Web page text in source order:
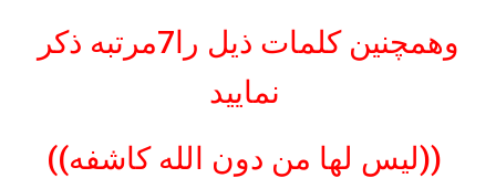
وهمچنین کلمات ذیل را7مرتبه ذکر
((ليس لها من دون الله كاشفه))